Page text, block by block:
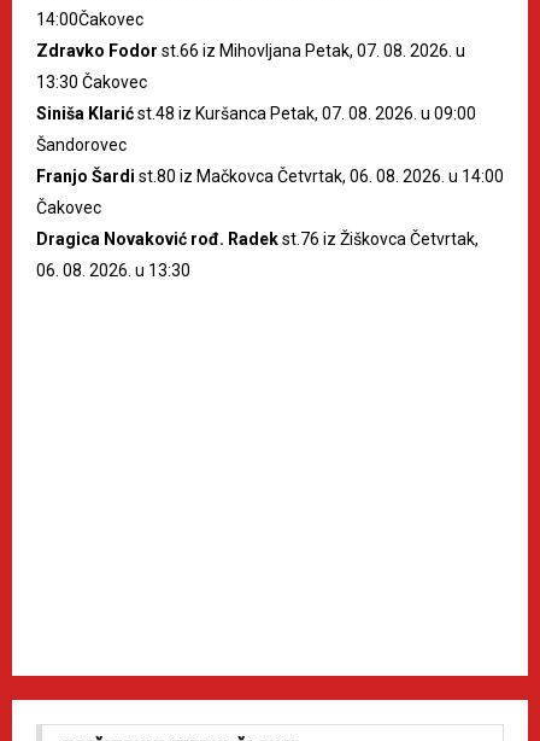
14:00Čakovec
Zdravko Fodor st.66 iz Mihovljana Petak, 07. 08. 2026. u
13:30 Čakovec
Siniša Klarićst.48 iz Kuršanca Petak, 07. 08. 2026. u 09:00
Šandorovec
Franjo Šardi st.80 iz Mačkovca Četvrtak, 06. 08. 2026. u 14:00
Čakovec
Dragica Novaković rođ. Radekst.76 iz Žiškovca Četvrtak,
06. 08. 2026. u 13:30